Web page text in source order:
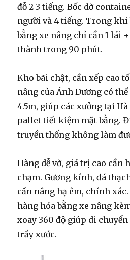
đỗ 2-3 tiếng. Bốc dỡ
người và 4 tiếng. Trong khi
bằng xe nâng chỉ cần 1 lái
thành trong 90 phút.
Kho bãi chật, cần xếp cao
nâng của Ánh Dương có
4.5m, giúp các xưởng tại
pallet tiết kiệm mặt bằng.
truyền thống không làm
Hàng dễ vỡ, giá trị cao cần
chạm. Gương kính, đá
cần nâng hạ êm, chính
hàng hóa bằng xe nâng
xoay 360 độ giúp di
trầy xước.